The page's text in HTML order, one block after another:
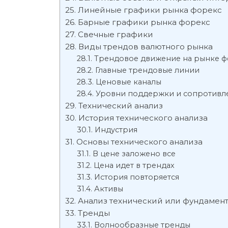
Линейные графики рынка форекс
Барные графики рынка форекс
Свечные графики
Виды трендов валютного рынка
Трендовое движение на рынке
Главные трендовые линии
Ценовые каналы
Уровни поддержки и
Технический анализ
История технического анализа
Индустрия
Основы технического анализа
В цене заложено все
Цена идет в трендах
История повторяется
Активы
Анализ технический или
Тренды
Волнообразные тренды